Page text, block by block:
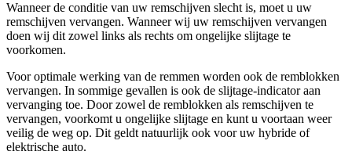
Wanneer de conditie van uw remschijven slecht is, moet u uw
remschijven vervangen. Wanneer wij uw remschijven vervangen
doen wij dit zowel links als rechts om ongelijke slijtage te
voorkomen.
Voor optimale werking van de remmen worden ook de remblokken
vervangen. In sommige gevallen is ook de slijtage-indicator aan
vervanging toe. Door zowel de remblokken als remschijven te
vervangen, voorkomt u ongelijke slijtage en kunt u voortaan weer
veilig de weg op. Dit geldt natuurlijk ook voor uw hybride of
elektrische auto.